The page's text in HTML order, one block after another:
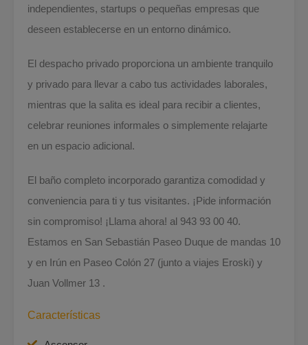
independientes, startups o pequeñas empresas que
deseen establecerse en un entorno dinámico.
El despacho privado proporciona un ambiente tranquilo
y privado para llevar a cabo tus actividades laborales,
mientras que la salita es ideal para recibir a clientes,
celebrar reuniones informales o simplemente relajarte
en un espacio adicional.
El baño completo incorporado garantiza comodidad y
conveniencia para ti y tus visitantes. ¡Pide información
sin compromiso! ¡Llama ahora! al 943 93 00 40.
Estamos en San Sebastián Paseo Duque de mandas 10
y en Irún en Paseo Colón 27 (junto a viajes Eroski) y
Juan Vollmer 13 .
Características